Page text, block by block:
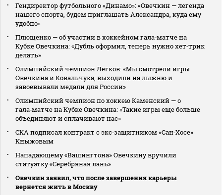
Гендиректор футбольного «Динамо»: «Овечкин — легенда
нашего спорта, будем приглашать Александра, куда ему
удобно»
Плющенко — об участии в хоккейном гала‑матче на
Кубке Овечкина: «Дубль оформил, теперь нужно хет‑трик
делать»
Олимпийский чемпион Легков: «Мы смотрели игры
Овечкина и Ковальчука, выходили на лыжню и
завоевывали медали для России»
Олимпийский чемпион по хоккею Каменский — о
гала‑матче на Кубке Овечкина: «Такие игры еще больше
объединяют и сплачивают нас»
СКА подписал контракт с экс‑защитником «Сан‑Хосе»
Кныжовым
Нападающему «Вашингтона» Овечкину вручили
статуэтку «Серебряная лань»
Овечкин заявил, что после завершения карьеры
вернется жить в Москву